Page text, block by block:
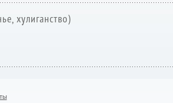
хулиганство)